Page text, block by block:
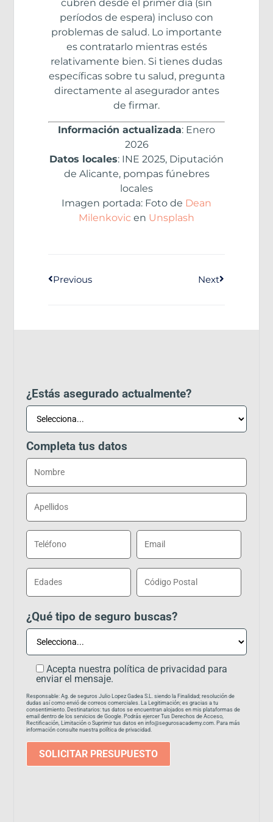
cubren desde el primer día (sin
períodos de espera) incluso con
problemas de salud. Lo importante
es contratarlo mientras estés
relativamente bien. Si tienes dudas
específicas sobre tu salud, pregunta
directamente al asegurador antes
de firmar.
Información actualizada: Enero
2026
Datos locales: INE 2025, Diputación
de Alicante, pompas fúnebres
locales
Imagen portada: Foto de Dean
Milenkovic en Unsplash
Previous Next
¿Estás asegurado actualmente?
Completa tus datos
¿Qué tipo de seguro buscas?
Acepta nuestra política de privacidad para
enviar el mensaje.
Responsable: Ag. de seguros Julio Lopez Gadea S.L. siendo la Finalidad; resolución de
dudas así como envió de correos comerciales. La Legitimación; es gracias a tu
consentimiento. Destinatarios: tus datos se encuentran alojados en mis plataformas de
email dentro de los servicios de Google. Podrás ejercer Tus Derechos de Acceso,
Rectificación, Limitación o Suprimir tus datos en info@segurosacademy.com. Para más
información consulte nuestra política de privacidad.